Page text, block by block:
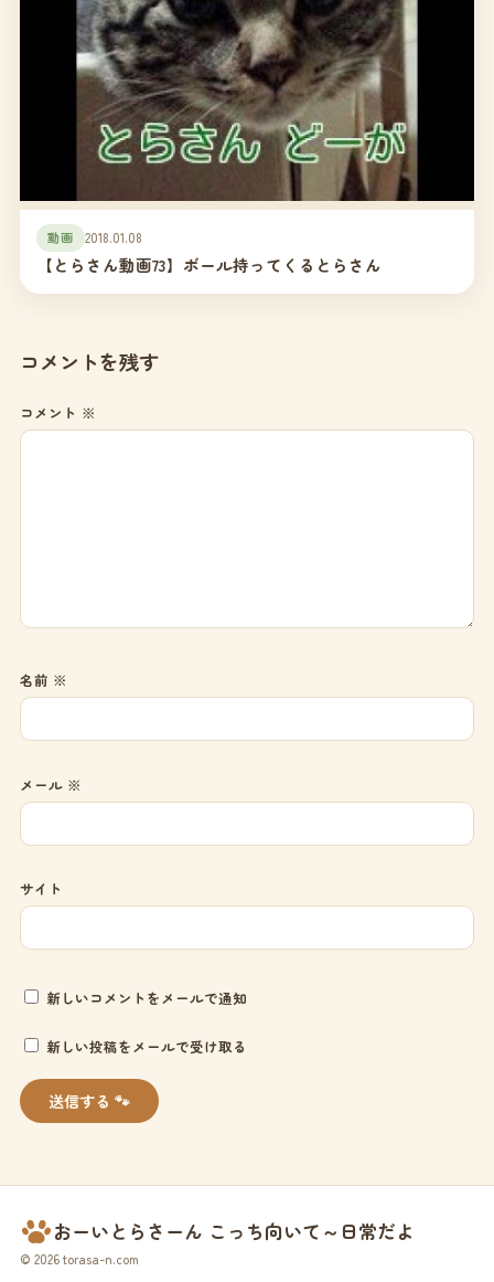
動画 2018.01.08
【とらさん動画73】ボール持ってくるとらさん
コメントを残す
コメント ※
名前 ※
メール ※
サイト
新しいコメントをメールで通知
新しい投稿をメールで受け取る
おーいとらさーん こっち向いて～日常だよ
© 2026 torasa-n.com